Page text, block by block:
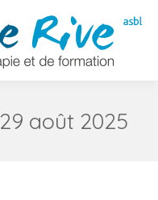
29 août 2025